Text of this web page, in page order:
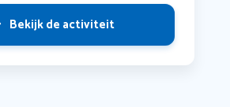
Bekijk de activiteit